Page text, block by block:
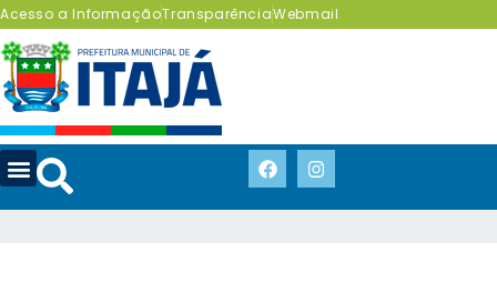
Acesso a InformaçãoTransparênciaWebmail